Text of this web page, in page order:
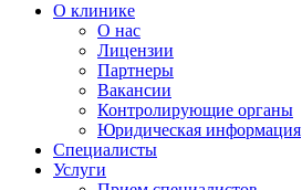
О клинике
О нас
Лицензии
Партнеры
Вакансии
Контролирующие органы
Юридическая информация
Специалисты
Услуги